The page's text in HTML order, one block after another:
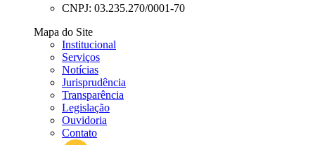
CNPJ: 03.235.270/0001-70
Mapa do Site
Institucional
Serviços
Notícias
Jurisprudência
Transparência
Legislação
Ouvidoria
Contato